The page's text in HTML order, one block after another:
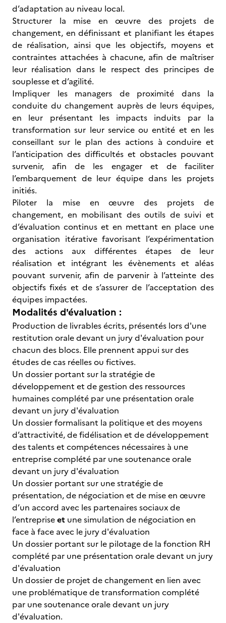
d’adaptation au niveau local.
Structurer la mise en œuvre des projets de
changement, en définissant et planifiant les étapes
de réalisation, ainsi que les objectifs, moyens et
contraintes attachées à chacune, afin de maîtriser
leur réalisation dans le respect des principes de
souplesse et d’agilité.
Impliquer les managers de proximité dans la
conduite du changement auprès de leurs équipes,
en leur présentant les impacts induits par la
transformation sur leur service ou entité et en les
conseillant sur le plan des actions à conduire et
l’anticipation des difficultés et obstacles pouvant
survenir, afin de les engager et de faciliter
l’embarquement de leur équipe dans les projets
initiés.
Piloter la mise en œuvre des projets de
changement, en mobilisant des outils de suivi et
d’évaluation continus et en mettant en place une
organisation itérative favorisant l’expérimentation
des actions aux différentes étapes de leur
réalisation et intégrant les évènements et aléas
pouvant survenir, afin de parvenir à l’atteinte des
objectifs fixés et de s’assurer de l’acceptation des
équipes impactées.
Modalités d'évaluation :
Production de livrables écrits, présentés lors d'une
restitution orale devant un jury d'évaluation pour
chacun des blocs. Elle prennent appui sur des
études de cas réelles ou fictives.
Un dossier portant sur la stratégie de
développement et de gestion des ressources
humaines complété par une présentation orale
devant un jury d'évaluation
Un dossier formalisant la politique et des moyens
d’attractivité, de fidélisation et de développement
des talents et compétences nécessaires à une
entreprise complété par une soutenance orale
devant un jury d'évaluation
Un dossier portant sur une stratégie de
présentation, de négociation et de mise en œuvre
d’un accord avec les partenaires sociaux de
l’entrepriseet une simulation de négociation en
face à face avec le jury d'évaluation
Un dossier portant sur le pilotage de la fonction RH
complété par une présentation orale devant un jury
d'évaluation
Un dossier de projet de changement en lien avec
une problématique de transformation complété
par une soutenance orale devant un jury
d'évaluation.